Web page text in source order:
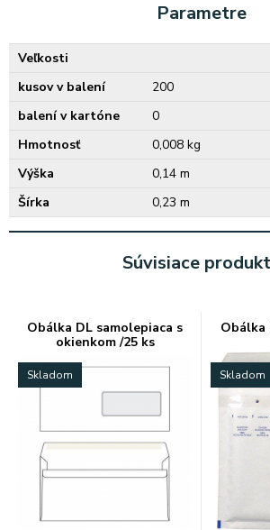
Parametre
Veľkosti
kusov v balení
200
balení v kartóne
0
Hmotnosť
0,008 kg
Výška
0,14 m
Šírka
0,23 m
Súvisiace
Obálka DL samolepiaca s
okienkom /25 ks
Skladom
Obálka
Skladom